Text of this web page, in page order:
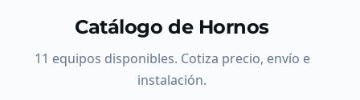
Catálogo de Hornos
11 equipos disponibles. Cotiza precio, envío e
instalación.